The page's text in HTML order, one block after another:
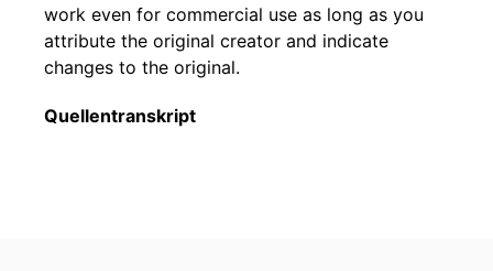
work even for commercial use as long as you
attribute the original creator and indicate
changes to the original.
Quellentranskript